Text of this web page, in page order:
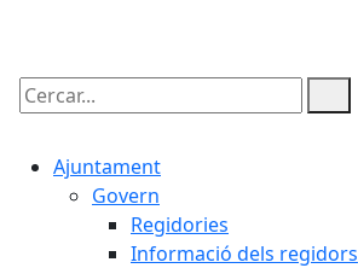
Cercar:
Ajuntament
Govern
Regidories
Informació dels regidors